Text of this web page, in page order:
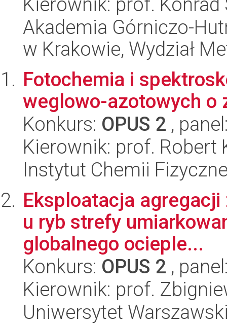
Akademia Górniczo-
w Krakowie, Wydział
Fotochemia i
weglowo-azotowych o
Konkurs: OPUS 2 ,
Kierownik: prof. Robert
Instytut Chemii
Eksploatacja
u ryb strefy
globalnego ocieple...
Konkurs: OPUS 2 ,
Kierownik: prof.
Uniwersytet